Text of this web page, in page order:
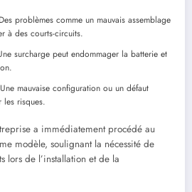
problèmes comme un mauvais assemblage
à des courts-circuits.
surcharge peut endommager la batterie et
mauvaise configuration ou un défaut
les risques.
a immédiatement procédé au
modèle, soulignant la nécessité de
lors de l’installation et de la